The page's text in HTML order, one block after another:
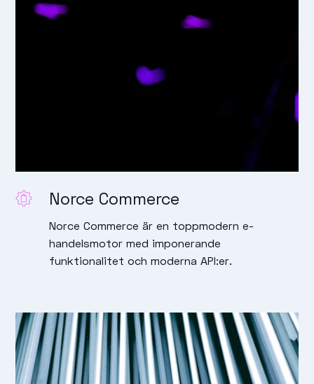
Norce Commerce
Norce Commerce är en toppmodern e-
handelsmotor med imponerande
funktionalitet och moderna API:er.